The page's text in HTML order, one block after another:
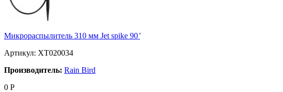
Микрораспылитель 310 мм Jet spike 90 ̊
Артикул: XT020034
Производитель: Rain Bird
0 Р